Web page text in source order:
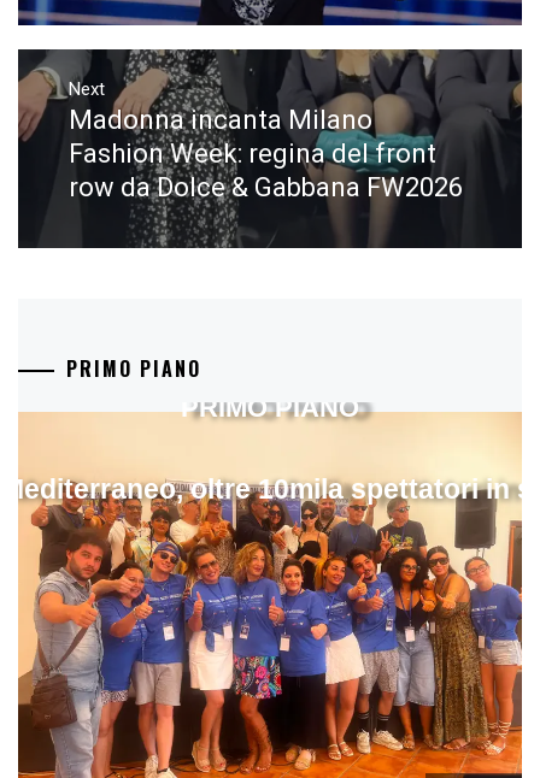
Next
Next
post:
Madonna incanta Milano
Fashion Week: regina del front
row da Dolce & Gabbana FW2026
PRIMO PIANO
oltre 10mila spettatori in
PRIMO PIANO